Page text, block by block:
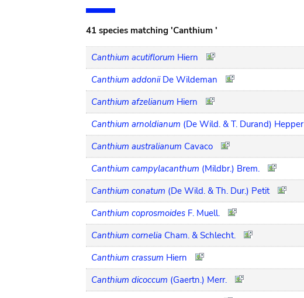
41 species matching 'Canthium '
Canthium acutiflorum Hiern
Canthium addonii De Wildeman
Canthium afzelianum Hiern
Canthium arnoldianum (De Wild. & T. Durand) Hepper
Canthium australianum Cavaco
Canthium campylacanthum (Mildbr.) Brem.
Canthium conatum (De Wild. & Th. Dur.) Petit
Canthium coprosmoides F. Muell.
Canthium cornelia Cham. & Schlecht.
Canthium crassum Hiern
Canthium dicoccum (Gaertn.) Merr.